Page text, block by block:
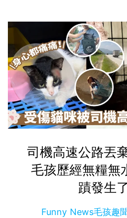
司機高速公路丟
毛孩歷經無糧無
蹟發生
Funny News毛孩趣